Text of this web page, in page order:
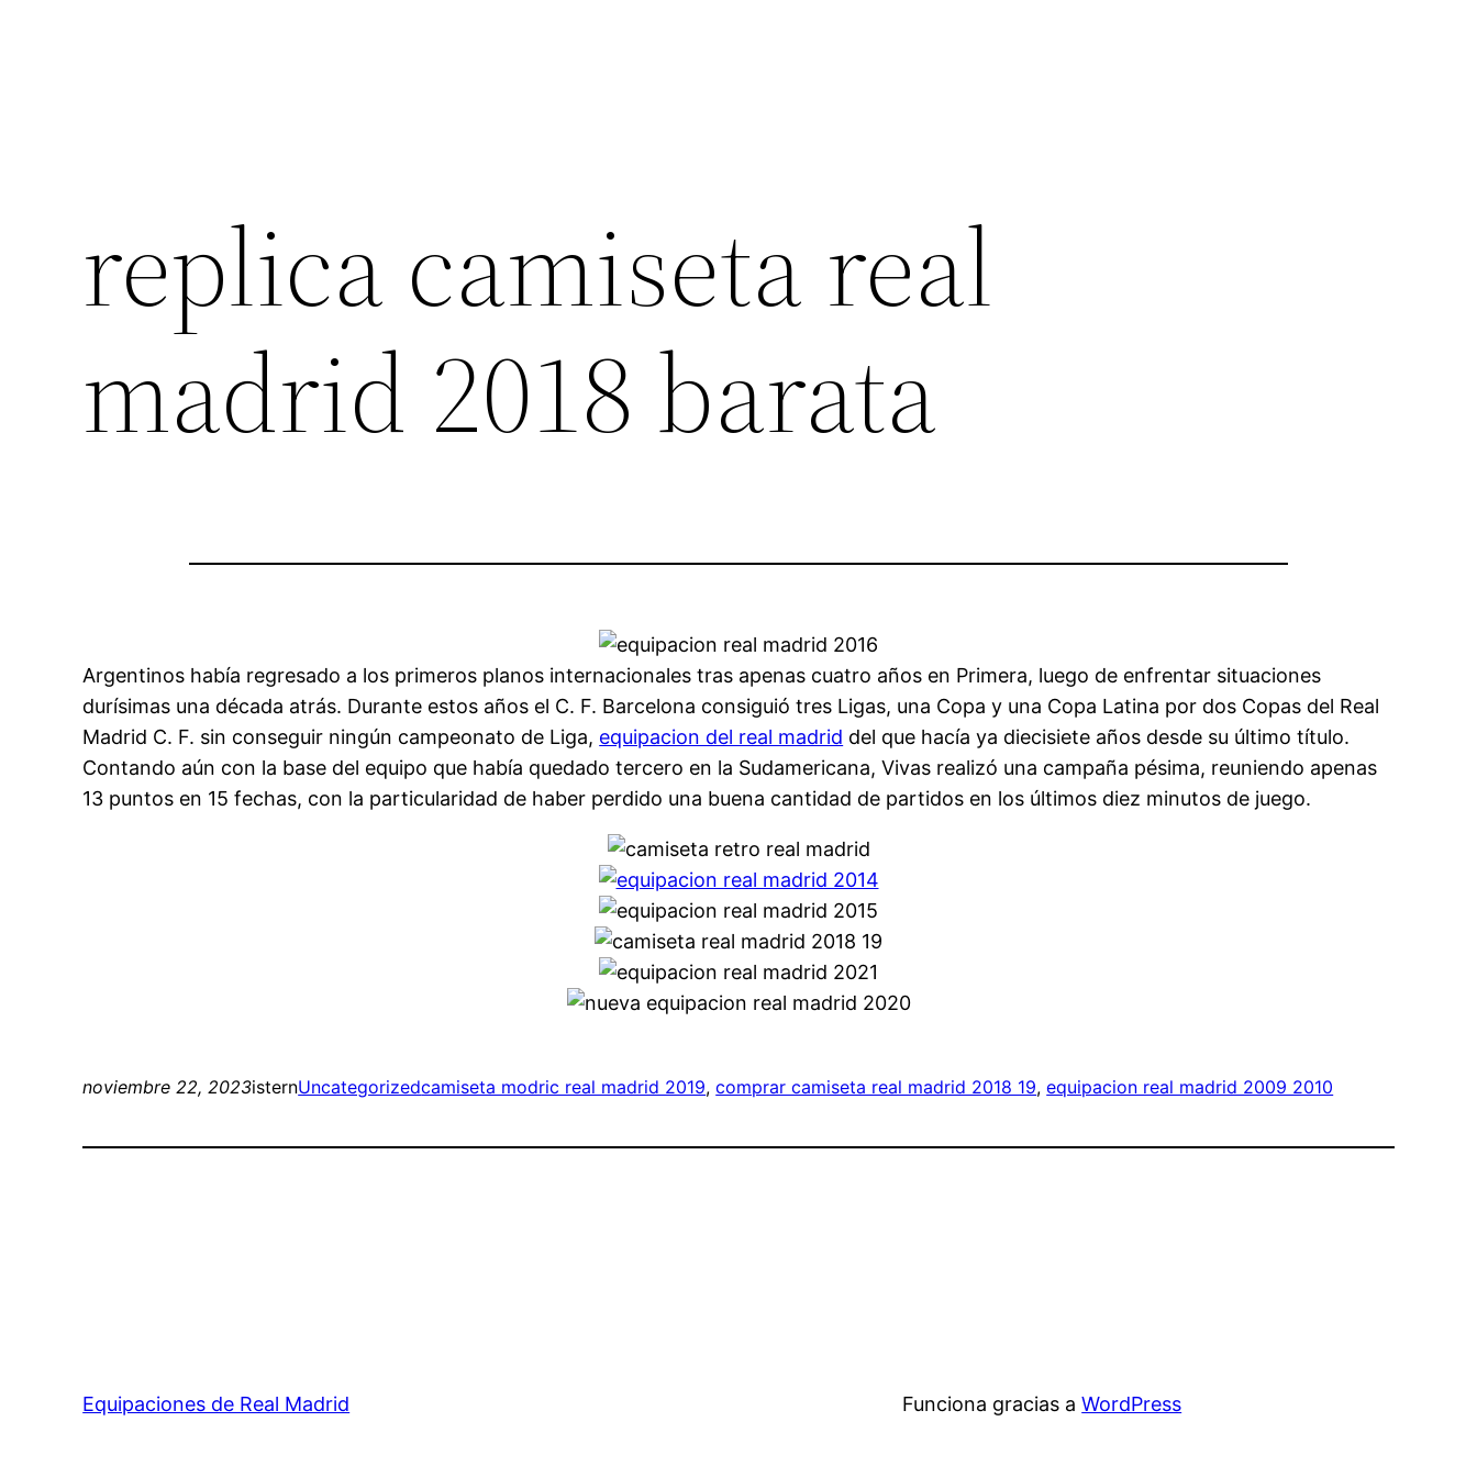
replica camiseta real
madrid 2018 barata
Argentinos había regresado a los primeros planos internacionales tras apenas cuatro años en Primera, luego de enfrentar situaciones
durísimas una década atrás. Durante estos años el C. F. Barcelona consiguió tres Ligas, una Copa y una Copa Latina por dos Copas del Real
Madrid C. F. sin conseguir ningún campeonato de Liga, equipacion del real madrid del que hacía ya diecisiete años desde su último título.
Contando aún con la base del equipo que había quedado tercero en la Sudamericana, Vivas realizó una campaña pésima, reuniendo apenas
13 puntos en 15 fechas, con la particularidad de haber perdido una buena cantidad de partidos en los últimos diez minutos de juego.
noviembre 22, 2023isternUncategorizedcamiseta modric real madrid 2019, comprar camiseta real madrid 2018 19, equipacion real madrid 2009 2010
Equipaciones de Real Madrid Funciona gracias aWordPress